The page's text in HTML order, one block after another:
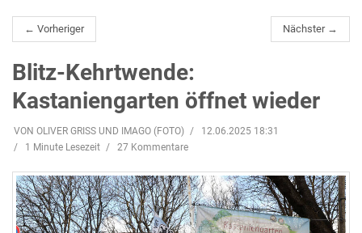
← Vorheriger Nächster →
Blitz-Kehrtwende:
Kastaniengarten öffnet wieder
VON OLIVER GRISS UND IMAGO (FOTO)
12.06.2025 18:31
1 Minute Lesezeit
27 Kommentare